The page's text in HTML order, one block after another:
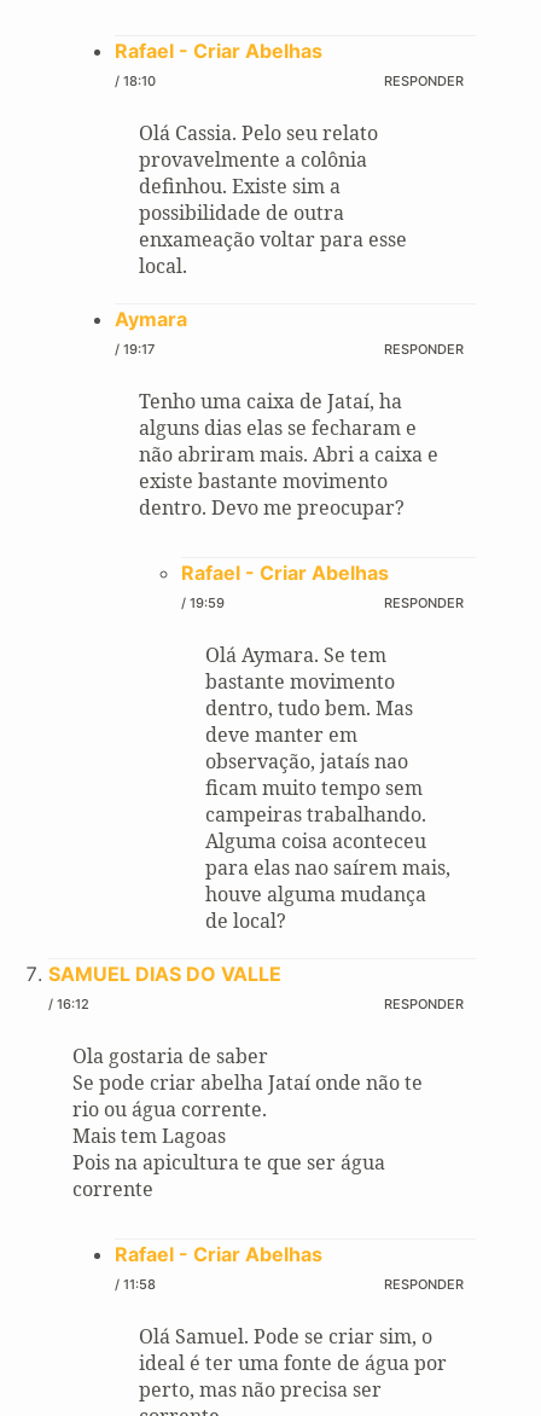
Rafael - Criar Abelhas
/ 18:10 RESPONDER
Olá Cassia. Pelo seu relato
provavelmente a colônia
definhou. Existe sim a
possibilidade de outra
enxameação voltar para esse
local.
Aymara
/ 19:17 RESPONDER
Tenho uma caixa de Jataí, ha
alguns dias elas se fecharam e
não abriram mais. Abri a caixa e
existe bastante movimento
dentro. Devo me preocupar?
Rafael - Criar Abelhas
/ 19:59 RESPONDER
Olá Aymara. Se tem
bastante movimento
dentro, tudo bem. Mas
deve manter em
observação, jataís nao
ficam muito tempo sem
campeiras trabalhando.
Alguma coisa aconteceu
para elas nao saírem mais,
houve alguma mudança
de local?
SAMUEL DIAS DO VALLE
/ 16:12 RESPONDER
Ola gostaria de saber
Se pode criar abelha Jataí onde não te
rio ou água corrente.
Mais tem Lagoas
Pois na apicultura te que ser água
corrente
Rafael - Criar Abelhas
/ 11:58 RESPONDER
Olá Samuel. Pode se criar sim, o
ideal é ter uma fonte de água por
perto, mas não precisa ser